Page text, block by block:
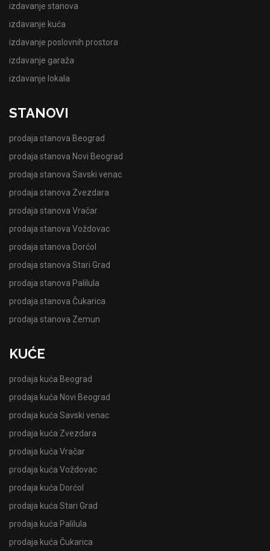
izdavanje stanova
izdavanje kuća
izdavanje poslovnih prostora
izdavanje garaža
izdavanje lokala
STANOVI
prodaja stanova Beograd
prodaja stanova Novi Beograd
prodaja stanova Savski venac
prodaja stanova Zvezdara
prodaja stanova Vračar
prodaja stanova Voždovac
prodaja stanova Dorćol
prodaja stanova Stari Grad
prodaja stanova Palilula
prodaja stanova Čukarica
prodaja stanova Zemun
KUĆE
prodaja kuća Beograd
prodaja kuća Novi Beograd
prodaja kuća Savski venac
prodaja kuća Zvezdara
prodaja kuća Vračar
prodaja kuća Voždovac
prodaja kuća Dorćol
prodaja kuća Stari Grad
prodaja kuća Palilula
prodaja kuća Čukarica